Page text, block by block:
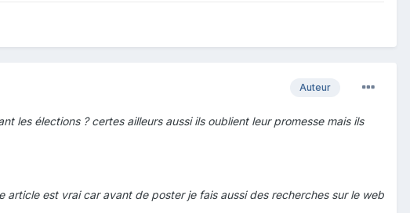
Auteur
les élections ? certes ailleurs aussi ils oublient leur promesse mais ils
est vrai car avant de poster je fais aussi des recherches sur le web